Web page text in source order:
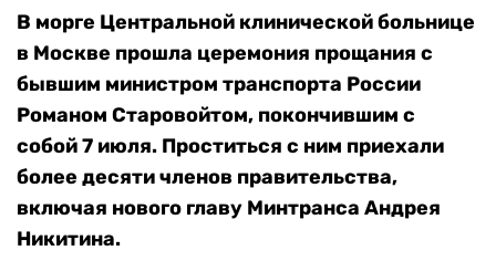
В морге Центральной клинической больнице
в Москве прошла церемония прощания с
бывшим министром транспорта России
Романом Старовойтом, покончившим с
собой 7 июля. Проститься с ним приехали
более десяти членов правительства,
включая нового главу Минтранса Андрея
Никитина.